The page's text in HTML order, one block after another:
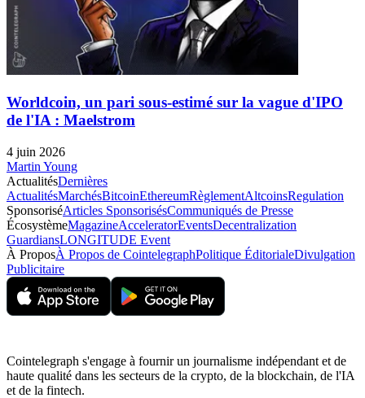
Worldcoin, un pari sous-estimé sur la vague d'IPO
de l'IA : Maelstrom
4 juin 2026
Martin Young
ActualitésDernières
ActualitésMarchésBitcoinEthereumRèglementAltcoinsRegulation
SponsoriséArticles SponsorisésCommuniqués de Presse
ÉcosystèmeMagazineAcceleratorEventsDecentralization
GuardiansLONGITUDE Event
À ProposÀ Propos de CointelegraphPolitique ÉditorialeDivulgation
Publicitaire
Cointelegraph s'engage à fournir un journalisme indépendant et de
haute qualité dans les secteurs de la crypto, de la blockchain, de l'IA
et de la fintech.